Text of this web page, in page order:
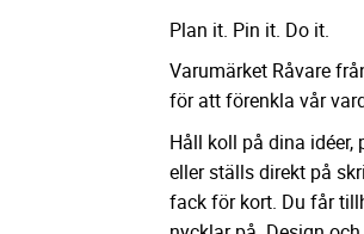
Plan it. Pin it. Do it.
Varumärket Råvare
för att förenkla vår
Håll koll på dina
eller ställs direkt på
fack för kort. Du får